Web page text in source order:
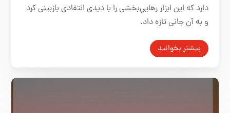
دارد که اين ابزار رهايي‌بخشی را با ديدی انتقادی بازبينی كرد
و به آن جانی تازه داد.
بیشتر بخوانید